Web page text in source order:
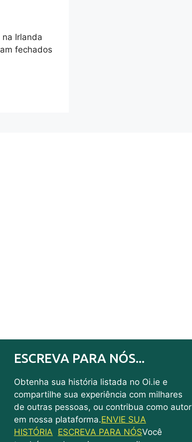
Irlanda
fechados
ESCREVA PARA NÓS...
Obtenha sua história listada no Oi.ie e
compartilhe sua experiência com milhares
de outras pessoas, ou contribua como autor
em nossa plataforma.ENVIE SUA
HISTÓRIA ESCREVA PARA NÓSVocê